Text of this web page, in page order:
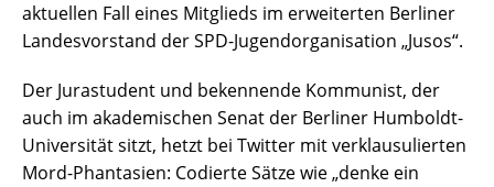
aktuellen Fall eines Mitglieds im erweiterten Berliner
Landesvorstand der SPD-Jugendorganisation „Jusos“.
Der Jurastudent und bekennende Kommunist, der
auch im akademischen Senat der Berliner Humboldt-
Universität sitzt, hetzt bei Twitter mit verklausulierten
Mord-Phantasien: Codierte Sätze wie „denke ein